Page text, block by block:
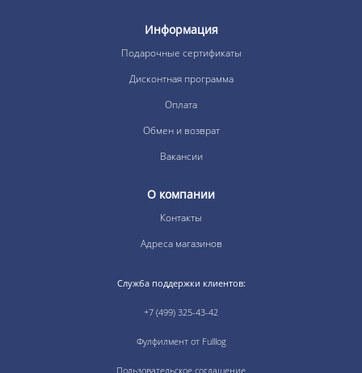
Информация
Подарочные сертификаты
Дисконтная программа
Оплата
Обмен и возврат
Вакансии
О компании
Контакты
Адреса магазинов
Служба поддержки клиентов:
+7 (499) 325-43-42
Фулфилмент от Fulllog
Пользовательское соглашение